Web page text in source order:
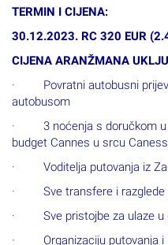
TERMIN I CIJENA:
30.12.2023. RC 320 EUR
CIJENA ARANŽMANA
· Povratni autobusni
autobusom
· 3 noćenja s doručkom u
budget Cannes u srcu
· Voditelja putovanja iz
· Sve transfere i razglede
· Sve pristojbe za ulaze u
· Organizaciju putovanja i